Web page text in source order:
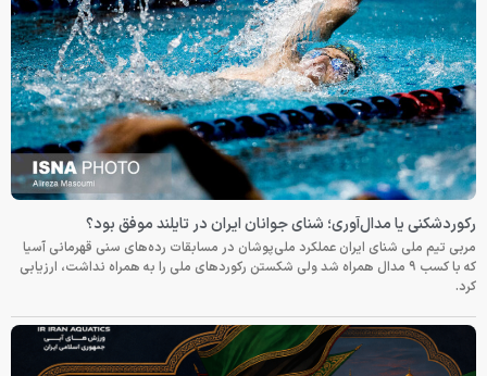
رکوردشکنی یا مدال‌آوری؛ شنای جوانان ایران در تایلند موفق بود؟
مربی تیم ملی شنای ایران عملکرد ملی‌پوشان در مسابقات رده‌های سنی قهرمانی آسیا
که با کسب ۹ مدال همراه شد ولی شکستن رکوردهای ملی را به همراه نداشت، ارزیابی
کرد.